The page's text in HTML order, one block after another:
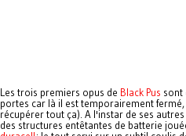
Les trois premiers opus de Black Pus sont
portes car là il est temporairement
récupérer tout ça). A l'instar de ses
des structures entêtantes de batterie